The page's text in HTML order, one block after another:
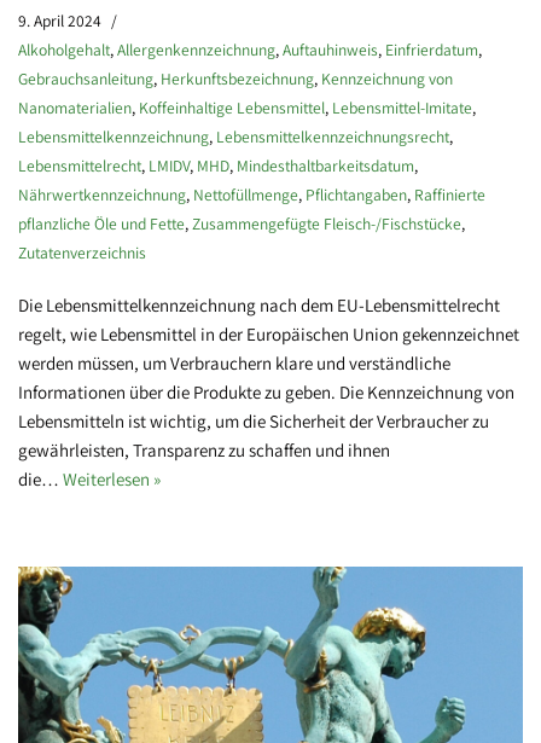
9. April 2024
Alkoholgehalt,Allergenkennzeichnung,Auftauhinweis, Einfrierdatum,
Gebrauchsanleitung, Herkunftsbezeichnung, Kennzeichnung von
Nanomaterialien, Koffeinhaltige Lebensmittel, Lebensmittel-Imitate,
Lebensmittelkennzeichnung, Lebensmittelkennzeichnungsrecht,
Lebensmittelrecht, LMIDV, MHD, Mindesthaltbarkeitsdatum,
Nährwertkennzeichnung, Nettofüllmenge, Pflichtangaben, Raffinierte
pflanzliche Öle und Fette,Zusammengefügte Fleisch-/Fischstücke,
Zutatenverzeichnis
Die Lebensmittelkennzeichnung nach dem EU-Lebensmittelrecht
regelt, wie Lebensmittel in der Europäischen Union gekennzeichnet
werden müssen, um Verbrauchern klare und verständliche
Informationen über die Produkte zu geben. Die Kennzeichnung von
Lebensmitteln ist wichtig, um die Sicherheit der Verbraucher zu
gewährleisten, Transparenz zu schaffen und ihnen
die… Weiterlesen »